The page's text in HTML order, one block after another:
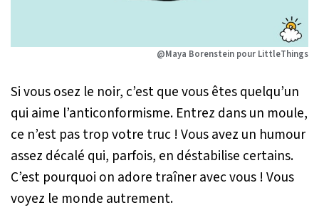
@Maya Borenstein pour LittleThings
Si vous osez le noir, c’est que vous êtes quelqu’un
qui aime l’anticonformisme. Entrez dans un moule,
ce n’est pas trop votre truc ! Vous avez un humour
assez décalé qui, parfois, en déstabilise certains.
C’est pourquoi on adore traîner avec vous ! Vous
voyez le monde autrement.